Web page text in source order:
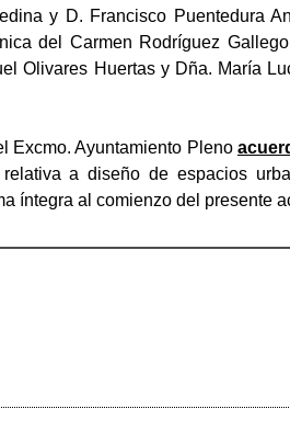
y D. Francisco Puentedura
del Carmen Rodríguez
Olivares Huertas y Dña. María
Excmo. Ayuntamiento Pleno
relativa a diseño de espacios
íntegra al comienzo del presente